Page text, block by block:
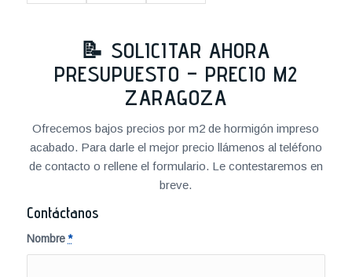
📝 SOLICITAR AHORA
PRESUPUESTO – PRECIO M2
ZARAGOZA
Ofrecemos bajos precios por m2 de hormigón impreso
acabado. Para darle el mejor precio llámenos al teléfono
de contacto o rellene el formulario. Le contestaremos en
breve.
Contáctanos
Nombre*